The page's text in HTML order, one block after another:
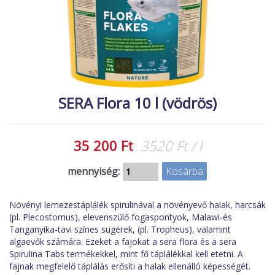
ÉLŐ ÉDESVÍZI
ÉLŐ TENGERI
KISÁLLATOK
NÖVÉNYEK
EXTRA AKCIÓK
SERA Flora 10 l (vödrös)
35 200 Ft 3520 Ft / l
mennyiség:
Növényi lemezestáplálék spirulinával a növényevő halak, harcsák
(pl. Plecostomus), elevenszülő fogaspontyok, Malawi-és
Tanganyika-tavi színes sügérek, (pl. Tropheus), valamint
algaevők számára. Ezeket a fajokat a sera flora és a sera
Spirulina Tabs termékekkel, mint fő táplálékkal kell etetni. A
fajnak megfelelő táplálás erősíti a halak ellenálló képességét.